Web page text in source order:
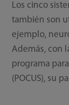
Los cinco
también son
ejemplo,
Además, con
programa
(POCUS), su